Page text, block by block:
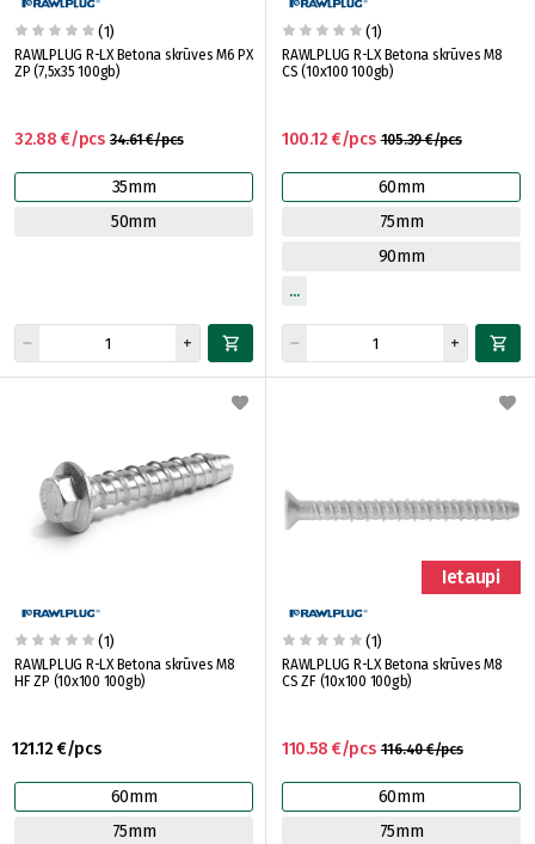
(1)
RAWLPLUG R-LX Betona skrūves M6 PX
ZP (7,5x35 100gb)
34.61 €/pcs
32.88 €/pcs
35mm
50mm
(1)
RAWLPLUG R-LX Betona skrūves M8
CS (10x100 100gb)
105.39 €/pcs
100.12 €/pcs
60mm
75mm
90mm
(1)
RAWLPLUG R-LX Betona skrūves M8
HF ZP (10x100 100gb)
121.12 €/pcs
60mm
75mm
Ietaupi
(1)
RAWLPLUG R-LX Betona skrūves M8
CS ZF (10x100 100gb)
116.40 €/pcs
110.58 €/pcs
60mm
75mm